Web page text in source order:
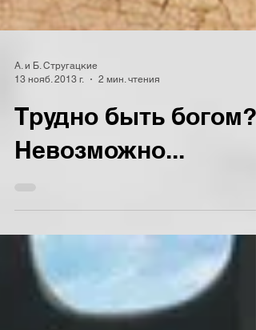
13 нояб. 2013 г.
2 мин. чтения
Невозможно...